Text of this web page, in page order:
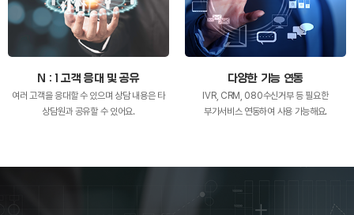
N : 1 고객 응대 및 공유
여러 고객을 응대할 수 있으며 상담 내용은 타
상담원과 공유할 수 있어요.
다양한 기능 연동
IVR, CRM, 080수신거부 등 필요한
부가서비스 연동하여 사용 가능해요.